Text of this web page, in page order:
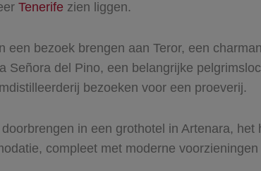
Tenerife zien liggen.
bezoek brengen aan Teror, een
Señora del Pino, een belangrijke
bezoeken voor een proeverij.
in een grothotel in Artenara,
compleet met moderne